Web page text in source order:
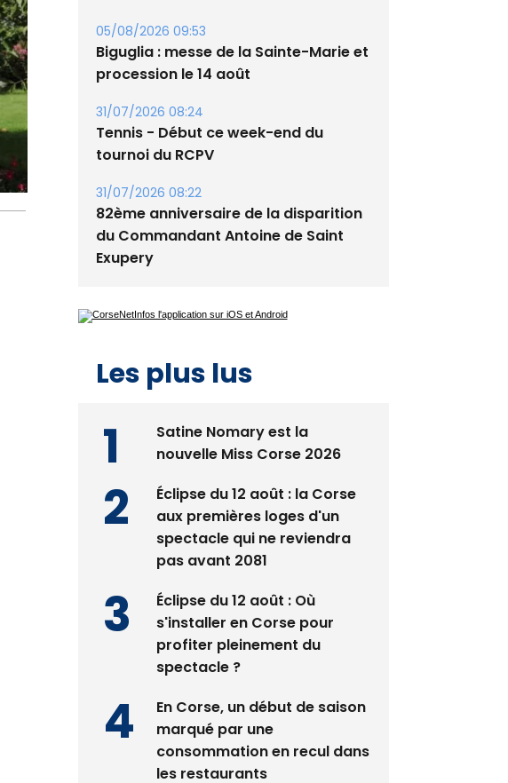
procession le 14 août
31/07/2026 08:24
tournoi du RCPV
31/07/2026 08:22
du Commandant Antoine de Saint
Exupery
Éclipse du 12 août : la Corse
spectacle qui ne reviendra
pas avant 2081
Éclipse du 12 août : Où
profiter pleinement du
spectacle ?
En Corse, un début de saison
consommation en recul dans
les restaurants
La gendarmerie alerte les